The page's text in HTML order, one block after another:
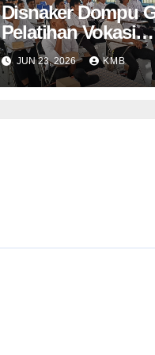
Disnaker Dompu
Pelatihan Vokasi
Nasional Batch
JUN 23, 2026 KMB